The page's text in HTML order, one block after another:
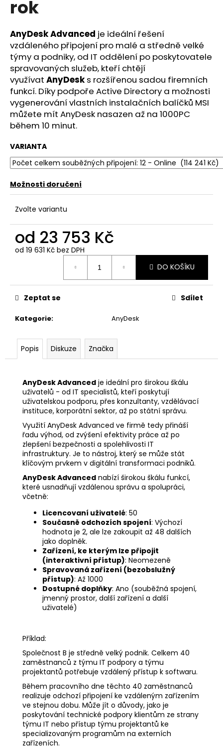
rok
AnyDesk Advanced je ideální řešení
vzdáleného připojení pro malé a středně velké
týmy a podniky, od IT oddělení po poskytovatele
spravovaných služeb, kteří chtějí
využívat AnyDesk s rozšířenou sadou firemních
funkcí. Díky podpoře Active Directory a možnosti
vygenerování vlastních instalačních balíčků MSI
můžete mít AnyDesk nasazen až na 1000PC
během 10 minut.
VARIANTA
Možnosti doručení
Zvolte variantu
od 23 753 Kč
od 19 631 Kč bez DPH
DO KOŠÍKU
Kategorie: AnyDesk
Zeptat se Sdílet
Popis Diskuze Značka
AnyDesk Advanced je ideální pro širokou škálu
uživatelů - od IT specialistů, kteří poskytují
uživatelskou podporu, přes konzultanty, vzdělávací
instituce, korporátní sektor, až po státní správu.
Využití AnyDesk Advanced ve firmě tedy přináší
řadu výhod, od zvýšení efektivity práce až po
zlepšení bezpečnosti a spolehlivosti IT
infrastruktury. Je to nástroj, který se může stát
klíčovým prvkem v digitální transformaci podniků.
AnyDesk Advanced nabízí širokou škálu funkcí,
které usnadňují vzdálenou správu a spolupráci,
včetně:
Licencovaní uživatelé: 50
Současně odchozích spojení: Výchozí
hodnota je 2, ale lze zakoupit až 48 dalších
jako doplněk.
Zařízení, ke kterým lze připojit
(interaktivní přístup): Neomezeně
Spravovaná zařízení (bezobslužný
přístup): Až 1000
Dostupné doplňky: Ano (souběžná spojení,
jmenný prostor, další zařízení a další
uživatelé)
Příklad:
Společnost B je středně velký podnik. Celkem 40
zaměstnanců z týmu IT podpory a týmu
projektantů potřebuje vzdálený přístup k softwaru.
Během pracovního dne těchto 40 zaměstnanců
realizuje odchozí připojení ke vzdáleným zařízením
ve stejnou dobu. Může jít o důvody, jako je
poskytování technické podpory klientům ze strany
týmu IT nebo přístup týmu projektantů ke
specializovaným programům na externích
zařízeních.
a
í
t
?
HLEDAT
D
o
p
o
u
č
u
REMOTE
ACCESS
ROK
/
UŽIVATEL
648